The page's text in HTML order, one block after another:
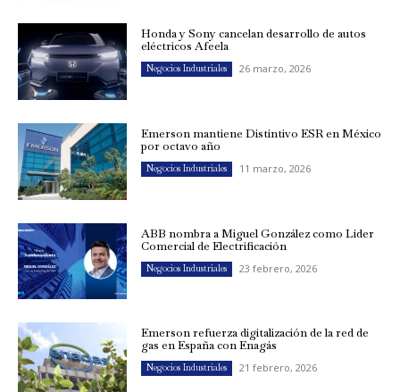
Honda y Sony cancelan desarrollo de autos
eléctricos Afeela
Negocios Industriales 26 marzo, 2026
Emerson mantiene Distintivo ESR en México
por octavo año
Negocios Industriales 11 marzo, 2026
ABB nombra a Miguel González como Líder
Comercial de Electrificación
Negocios Industriales 23 febrero, 2026
Emerson refuerza digitalización de la red de
gas en España con Enagás
Negocios Industriales 21 febrero, 2026